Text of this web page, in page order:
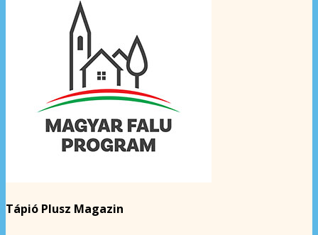
Tápió Plusz Magazin